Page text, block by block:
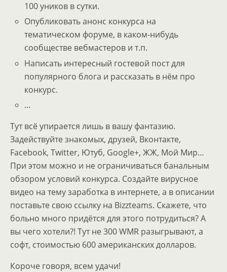
100 уников в сутки.
Опубликовать анонс конкурса на
тематическом форуме, в каком-нибудь
сообществе вебмастеров и т.п.
Написать интересный гостевой пост для
популярного блога и рассказать в нём про
конкурс.
…
Тут всё упирается лишь в вашу фантазию.
Задействуйте знакомых, друзей, Вконтакте,
Facebook, Twitter, Ютуб, Google+, ЖЖ, Мой Мир…
При этом можно и не ограничиваться банальным
обзором условий конкурса. Создайте вирусное
видео на тему заработка в интернете, а в описании
поставьте свою ссылку на Bizzteams. Скажете, что
больно много придётся для этого потрудиться? А
вы чего хотели?! Тут не 300 WMR разыгрывают, а
софт, стоимостью 600 американских долларов.
Короче говоря, всем удачи!